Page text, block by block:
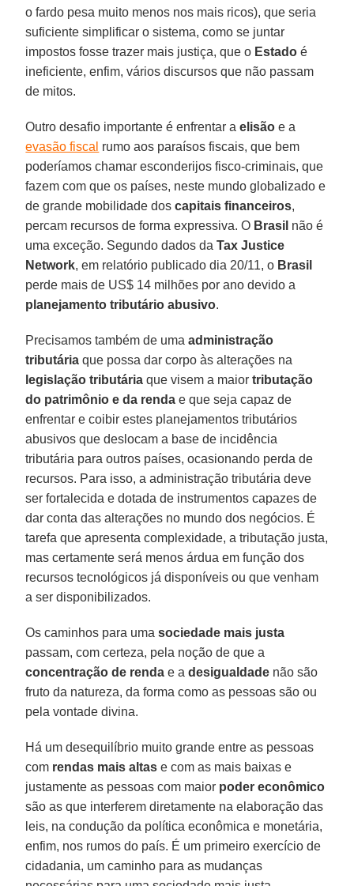
o fardo pesa muito menos nos mais ricos), que seria
suficiente simplificar o sistema, como se juntar
impostos fosse trazer mais justiça, que o Estado é
ineficiente, enfim, vários discursos que não passam
de mitos.
Outro desafio importante é enfrentar aelisão e a
evasão fiscal rumo aos paraísos fiscais, que bem
poderíamos chamar esconderijos fisco-criminais, que
fazem com que os países, neste mundo globalizado e
de grande mobilidade doscapitais financeiros,
percam recursos de forma expressiva. O Brasil não é
uma exceção. Segundo dados daTax Justice
Network, em relatório publicado dia 20/11, o Brasil
perde mais de US$ 14 milhões por ano devido a
planejamento tributário abusivo.
Precisamos também de umaadministração
tributária que possa dar corpo às alterações na
legislação tributária que visem a maiortributação
do patrimônio e da renda e que seja capaz de
enfrentar e coibir estes planejamentos tributários
abusivos que deslocam a base de incidência
tributária para outros países, ocasionando perda de
recursos. Para isso, a administração tributária deve
ser fortalecida e dotada de instrumentos capazes de
dar conta das alterações no mundo dos negócios. É
tarefa que apresenta complexidade, a tributação justa,
mas certamente será menos árdua em função dos
recursos tecnológicos já disponíveis ou que venham
a ser disponibilizados.
Os caminhos para umasociedade mais justa
passam, com certeza, pela noção de que a
concentração de renda e adesigualdade não são
fruto da natureza, da forma como as pessoas são ou
pela vontade divina.
Há um desequilíbrio muito grande entre as pessoas
com rendas mais altas e com as mais baixas e
justamente as pessoas com maior poder econômico
são as que interferem diretamente na elaboração das
leis, na condução da política econômica e monetária,
enfim, nos rumos do país. É um primeiro exercício de
cidadania, um caminho para as mudanças